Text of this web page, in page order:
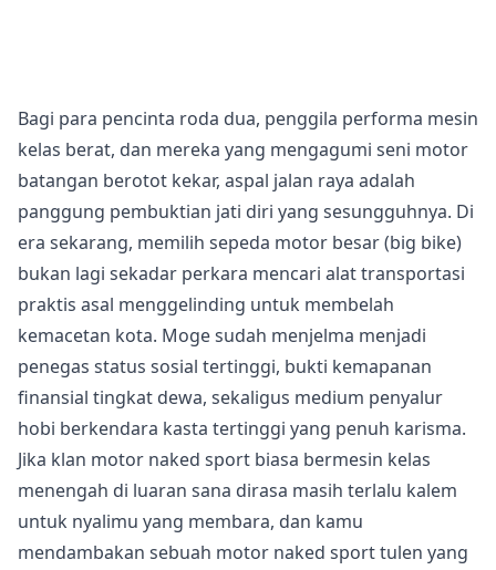
Bagi para pencinta roda dua, penggila performa mesin
kelas berat, dan mereka yang mengagumi seni motor
batangan berotot kekar, aspal jalan raya adalah
panggung pembuktian jati diri yang sesungguhnya. Di
era sekarang, memilih sepeda motor besar (big bike)
bukan lagi sekadar perkara mencari alat transportasi
praktis asal menggelinding untuk membelah
kemacetan kota. Moge sudah menjelma menjadi
penegas status sosial tertinggi, bukti kemapanan
finansial tingkat dewa, sekaligus medium penyalur
hobi berkendara kasta tertinggi yang penuh karisma.
Jika klan motor naked sport biasa bermesin kelas
menengah di luaran sana dirasa masih terlalu kalem
untuk nyalimu yang membara, dan kamu
mendambakan sebuah motor naked sport tulen yang